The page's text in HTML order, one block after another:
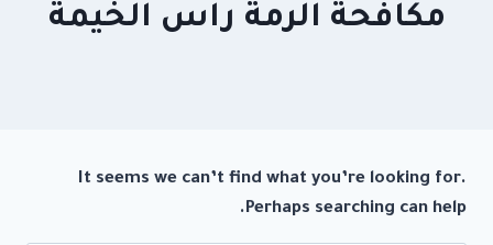
مكافحة الرمة راس الخيمة
It seems we can’t find what you’re looking for.
Perhaps searching can help.